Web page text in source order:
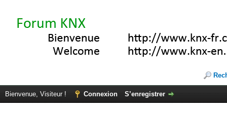
Bienvenue, Visiteur ! Connexion S’enregistrer